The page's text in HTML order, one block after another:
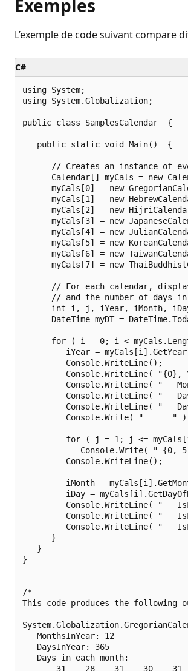
Exemples
L’exemple de code suivant compare
C#
using System;
using System.Globalization;
public class SamplesCalendar  {
   public static void Main()  {
// Creates an instance of
Calendar[] myCals = new
myCals[0] = new
myCals[1] = new
myCals[2] = new
myCals[3] = new
myCals[4] = new
myCals[5] = new
myCals[6] = new
myCals[7] = new
// For each calendar,
// and the number of days
int i, j, iYear, iMonth,
DateTime myDT =
for ( i = 0; i <
iYear =
         Console.WriteLine();
Console.WriteLine( "{0},
Console.WriteLine( "
Console.WriteLine( "
Console.WriteLine( "
Console.Write( "      "
for ( j = 1; j <=
Console.Write( " {0,-
         Console.WriteLine();
iMonth =
iDay =
Console.WriteLine( "
Console.WriteLine( "
Console.WriteLine( "
      }
   }
}
/*
This code produces the following
   MonthsInYear: 12
   DaysInYear: 365
   Days in each month:
31    28    31    30    31